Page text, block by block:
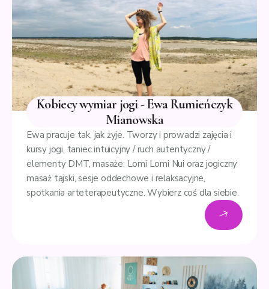
Kobiecy wymiar jogi - Ewa Rumieńczyk
Mianowska
Ewa pracuje tak, jak żyje. Tworzy i prowadzi zajęcia i
kursy jogi, taniec intuicyjny / ruch autentyczny /
elementy DMT, masaże: Lomi Lomi Nui oraz jogiczny
masaż tajski, sesje oddechowe i relaksacyjne,
spotkania arteterapeutyczne. Wybierz coś dla siebie.